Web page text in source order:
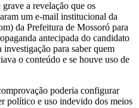
a revelação que os
um e-mail institucional da
da Prefeitura de Mossoró para
antecipada do candidato
para saber quem
o conteúdo e se houve uso de
poderia configurar
político e uso indevido dos meios